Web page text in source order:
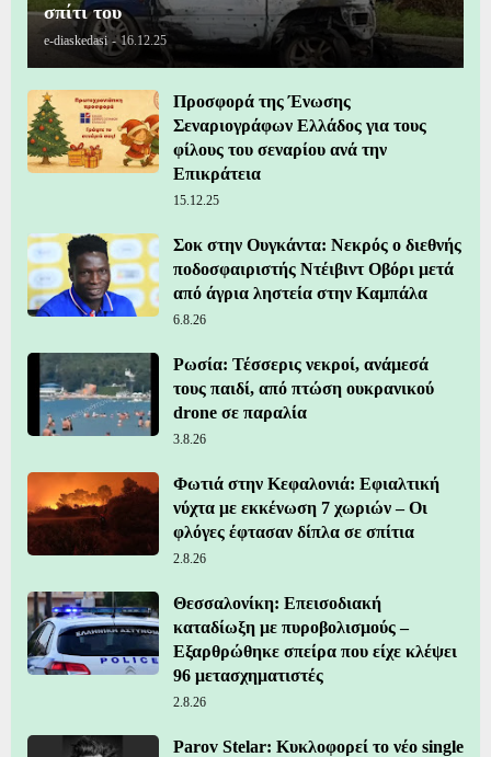
σπίτι του
e-diaskedasi - 16.12.25
Προσφορά της Ένωσης
Σεναριογράφων Ελλάδος για τους
φίλους του σεναρίου ανά την
Επικράτεια
15.12.25
Σοκ στην Ουγκάντα: Νεκρός ο διεθνής
ποδοσφαιριστής Ντέιβιντ Οβόρι μετά
από άγρια ληστεία στην Καμπάλα
6.8.26
Ρωσία: Τέσσερις νεκροί, ανάμεσά
τους παιδί, από πτώση ουκρανικού
drone σε παραλία
3.8.26
Φωτιά στην Κεφαλονιά: Εφιαλτική
νύχτα με εκκένωση 7 χωριών – Οι
φλόγες έφτασαν δίπλα σε σπίτια
2.8.26
Θεσσαλονίκη: Επεισοδιακή
καταδίωξη με πυροβολισμούς –
Εξαρθρώθηκε σπείρα που είχε κλέψει
96 μετασχηματιστές
2.8.26
Parov Stelar: Κυκλοφορεί το νέο single